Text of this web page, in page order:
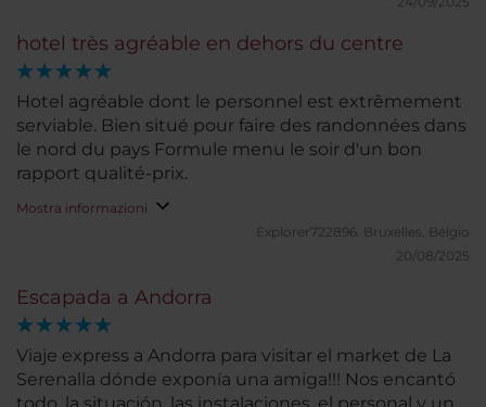
hotel très agréable en dehors du centre
Hotel agréable dont le personnel est extrêmement
serviable. Bien situé pour faire des randonnées dans
le nord du pays Formule menu le soir d'un bon
rapport qualité-prix.
Mostra informazioni
Explorer722896. Bruxelles, Belgio
20/08/2025
Escapada a Andorra
Viaje express a Andorra para visitar el market de La
Serenalla dónde exponía una amiga!!! Nos encantó